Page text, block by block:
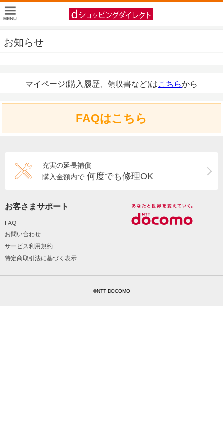
お知らせ
マイページ(購入履歴、領収書など)はこちらから
FAQはこちら
充実の延長補償
購入金額内で 何度でも修理OK
お客さまサポート
FAQ
お問い合わせ
サービス利用規約
特定商取引法に基づく表示
©NTT DOCOMO